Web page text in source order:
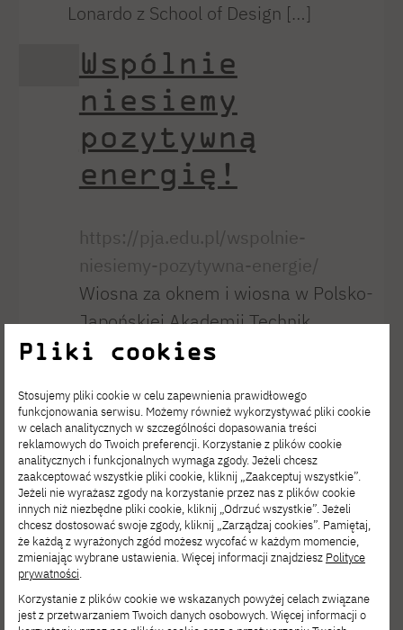
Lonardo z School of Design […]
Wspólnie
niesiemy
pozytywną
energię!
https://pja.edu.pl/wspolnie-
niesiemy-pozytywna-energie/
Wiosna za oknem i wiosna w Polsko-
Japońskiej Akademii Technik
Komputerowych! 23 marca na naszej
wyjątkowego muralu w obecności
Rektora Jerzego Pawła Nowackiego,
Pani Dziekan Ewy Sataleckiej
oraz pomysłodawców projektu:
Prodziekana Piotra Nowińskiego
i kuratorki dr Anny Eichler. To coś
więcej niż obraz. To opowieść
stworzona przez studentki
Pliki cookies
Stosujemy pliki cookie w celu zapewnienia prawidłowego
funkcjonowania serwisu. Możemy również wykorzystywać pliki cookie
w celach analitycznych w szczególności dopasowania treści
reklamowych do Twoich preferencji. Korzystanie z plików cookie
analitycznych i funkcjonalnych wymaga zgody. Jeżeli chcesz
zaakceptować wszystkie pliki cookie, kliknij „Zaakceptuj wszystkie”.
Jeżeli nie wyrażasz zgody na korzystanie przez nas z plików cookie
innych niż niezbędne pliki cookie, kliknij „Odrzuć wszystkie”. Jeżeli
chcesz dostosować swoje zgody, kliknij „Zarządzaj cookies”. Pamiętaj,
że każdą z wyrażonych zgód możesz wycofać w każdym momencie,
zmieniając wybrane ustawienia. Więcej informacji znajdziesz Polityce
prywatności.
Korzystanie z plików cookie we wskazanych powyżej celach związane
jest z przetwarzaniem Twoich danych osobowych. Więcej informacji o